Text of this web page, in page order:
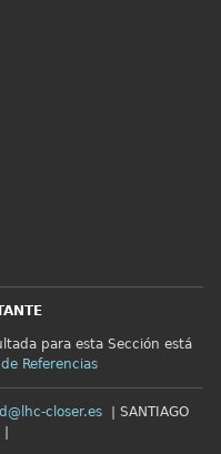
para esta Sección está
Referencias
closer.es
| SANTIAGO